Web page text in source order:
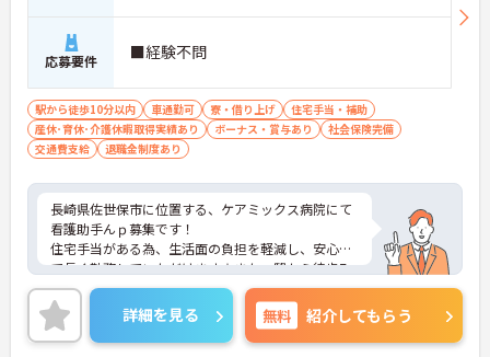
応募要件 ■経験不問
駅から徒歩10分以内 車通勤可 寮・借り上げ
住宅手当・補助
産休･育休･介護休暇取得実績あり
ボーナス・賞与あり
社会保険完備
交通費支給
退職金制度あり
長崎県佐世保市に位置する、ケアミックス病院にて
看護助手んｐ募集です！
住宅手当がある為、生活面の負担を軽減し、安心し
て長く勤務していただけます☆また、駅から徒歩7
分の立地なので、通勤らくらくです♪
ご興味のある方には、面接対策ポイントなど、さら
に詳細をお話しいたしますのでお気軽にご相談くだ
さい！
詳細を見る 無料 紹介してもらう